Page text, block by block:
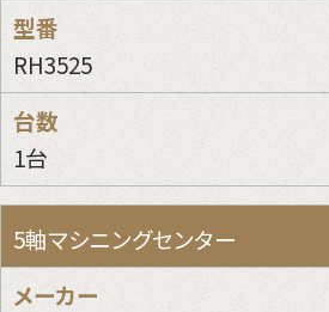
RH3525
1台
5軸マシニングセンター